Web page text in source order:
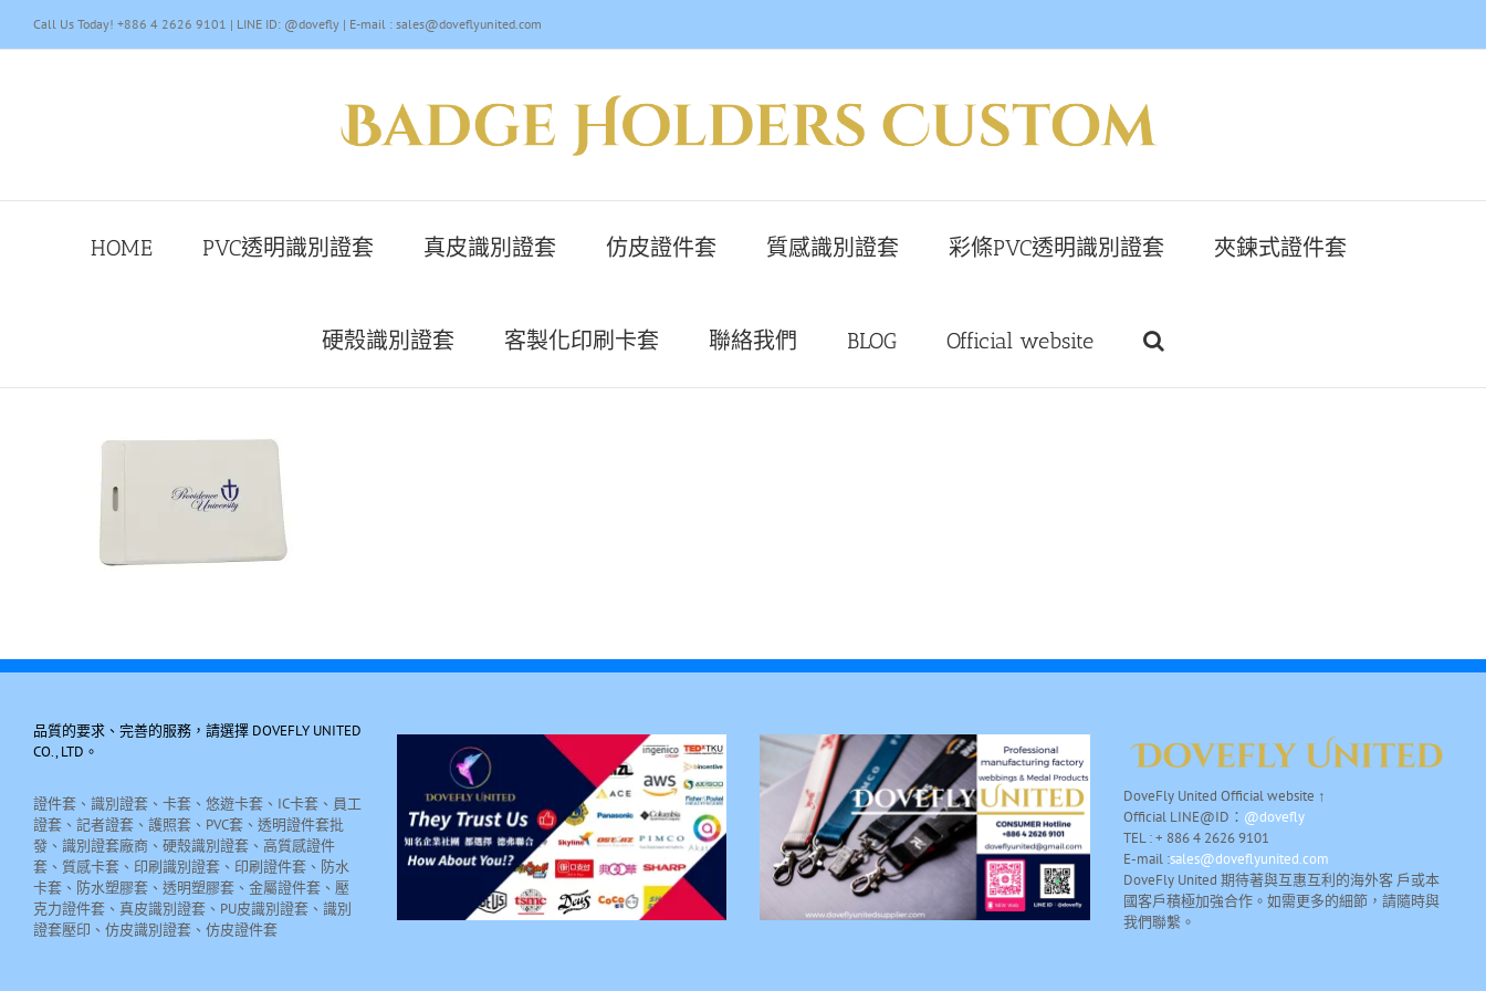
content
Call Us Today! +886 4 2626 9101 | LINE ID: @dovefly | E-mail : sales@doveflyunited.com
HOME PVC透明識別證套 真皮識別證套 仿皮證件套 質感識別證套 彩條PVC透明識別證套 夾鍊式證件套
硬殼識別證套 客製化印刷卡套 聯絡我們 BLOG Official website
品質的要求、完善的服務，請選擇 DOVEFLY UNITED
CO., LTD。
證件套、識別證套、卡套、悠遊卡套、IC卡套、員工
證套、記者證套、護照套、PVC套、透明證件套批
發、識別證套廠商、硬殼識別證套、高質感證件
套、質感卡套、印刷識別證套、印刷證件套、防水
卡套、防水塑膠套、透明塑膠套、金屬證件套、壓
克力證件套、真皮識別證套、PU皮識別證套、識別
證套壓印、仿皮識別證套、仿皮證件套
DoveFly United Official website ↑
Official LINE@ID： @dovefly
TEL : + 886 4 2626 9101
E-mail :sales@doveflyunited.com
DoveFly United 期待著與互惠互利的海外客 戶或本
國客戶積極加強合作。如需更多的細節，請隨時與
我們聯繫。